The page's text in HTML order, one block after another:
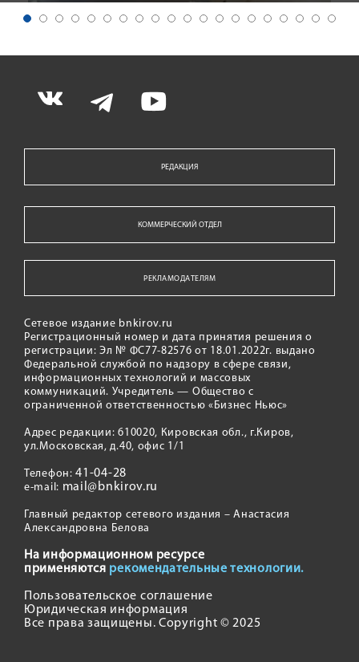
РЕДАКЦИЯ
КОММЕРЧЕСКИЙ ОТДЕЛ
РЕКЛАМОДАТЕЛЯМ
Сетевое издание bnkirov.ru
Регистрационный номер и дата принятия решения о
регистрации: Эл № ФС77-82576 от 18.01.2022г. выдано
Федеральной службой по надзору в сфере связи,
информационных технологий и массовых
коммуникаций. Учредитель — Общество с
ограниченной ответственностью «Бизнес Ньюс»
Адрес редакции: 610020, Кировская обл., г.Киров,
ул.Московская, д.40, офис 1/1
Телефон:41-04-28
e-mail: mail@bnkirov.ru
Главный редактор сетевого издания – Анастасия
Александровна Белова
На информационном ресурсе
применяются рекомендательные технологии.
Пользовательское соглашение
Юридическая информация
Все права защищены. Copyright © 2025